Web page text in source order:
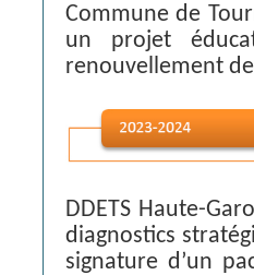
Commune de
un projet
renouvellement
DDETS Haute-
diagnostics
signature d’un